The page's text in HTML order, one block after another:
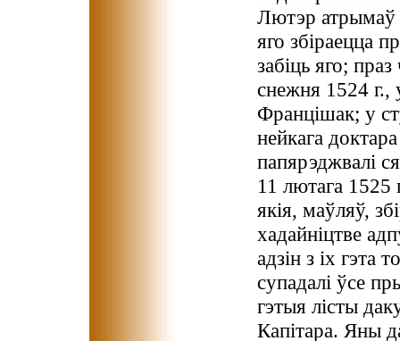
Лютэр атрымаў
яго збіраецца
забіць яго;
снежня 1524 г.,
Францішак; у
нейкага
папярэджвалі
11 лютага 1525
якія, маўляў,
хадайніцтве
адзін з іх гэта
супадалі ўсе
гэтыя лісты
Капітара. Яны